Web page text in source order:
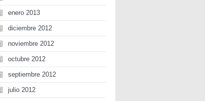
enero 2013
diciembre 2012
noviembre 2012
octubre 2012
septiembre 2012
julio 2012